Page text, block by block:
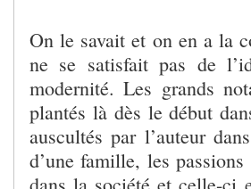
On le savait et on en a la
ne se satisfait pas de
modernité. Les grands
plantés là dès le début
auscultés par l’auteur
d’une famille, les